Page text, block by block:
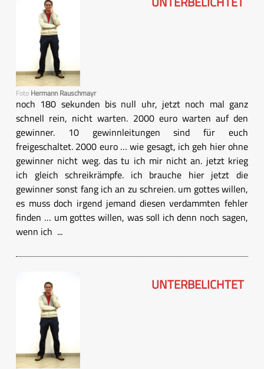
Foto Hermann Rauschmayr
noch 180 sekunden bis null uhr, jetzt noch mal ganz
schnell rein, nicht warten. 2000 euro warten auf den
gewinner. 10 gewinnleitungen sind für euch
freigeschaltet. 2000 euro … wie gesagt, ich geh hier ohne
gewinner nicht weg. das tu ich mir nicht an. jetzt krieg
ich gleich schreikrämpfe. ich brauche hier jetzt die
gewinner sonst fang ich an zu schreien. um gottes willen,
es muss doch irgend jemand diesen verdammten fehler
finden … um gottes willen, was soll ich denn noch sagen,
wenn ich ...
UNTERBELICHTET